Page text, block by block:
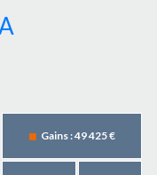
Gains : 49 425 €